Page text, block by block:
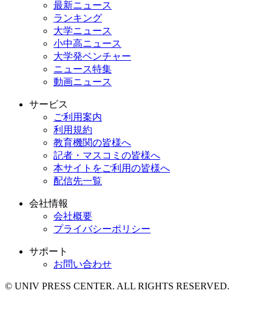
最新ニュース
ランキング
大学ニュース
小中高ニュース
大学発ベンチャー
ニュース特集
動画ニュース
サービス
ご利用案内
利用規約
教育機関の皆様へ
記者・マスコミの皆様へ
本サイトをご利用の皆様へ
配信先一覧
会社情報
会社概要
プライバシーポリシー
サポート
お問い合わせ
© UNIV PRESS CENTER. ALL RIGHTS RESERVED.